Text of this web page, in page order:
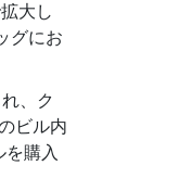
大し
グにお
、ク
ビル内
購入